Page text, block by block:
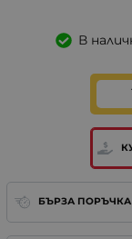
В
БЪРЗА ПОРЪЧКА